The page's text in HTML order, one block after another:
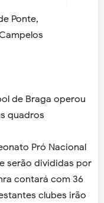
Ponte,
de Braga operou
quadros
Pró Nacional
serão divididas por
contará com 36
clubes irão